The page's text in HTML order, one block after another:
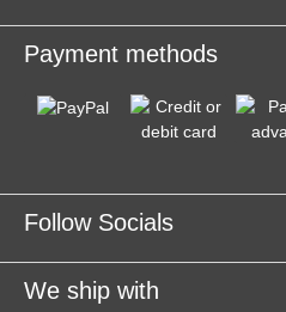
Payment methods
Follow Socials
We ship with